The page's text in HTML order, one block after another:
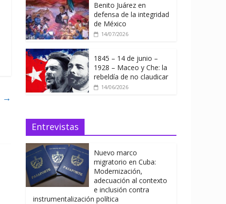
→
Benito Juárez en
defensa de la integridad
de México
14/07/2026
1845 – 14 de junio –
1928 – Maceo y Che: la
rebeldía de no claudicar
14/06/2026
Entrevistas
Nuevo marco
migratorio en Cuba:
Modernización,
adecuación al contexto
e inclusión contra
instrumentalización política